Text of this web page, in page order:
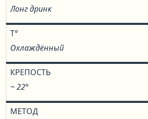
Лонг дринк
T°
Охлаждённый
КРЕПОСТЬ
~ 22°
МЕТОД